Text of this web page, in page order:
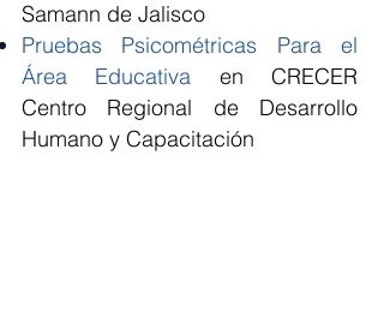
Samann de Jalisco
Pruebas Psicométricas Para el
Área Educativa en CRECER
Centro Regional de Desarrollo
Humano y Capacitación